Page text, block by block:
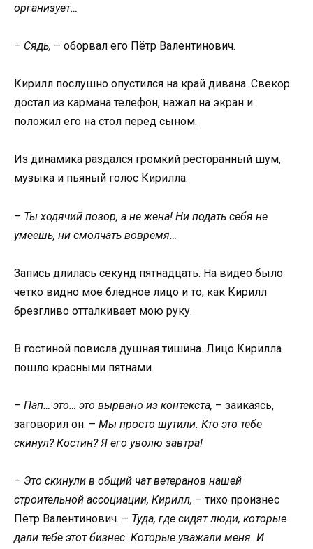
организует…
– Сядь, – оборвал его Пётр Валентинович.
Кирилл послушно опустился на край дивана. Свекор
достал из кармана телефон, нажал на экран и
положил его на стол перед сыном.
Из динамика раздался громкий ресторанный шум,
музыка и пьяный голос Кирилла:
– Ты ходячий позор, а не жена! Ни подать себя не
умеешь, ни смолчать вовремя…
Запись длилась секунд пятнадцать. На видео было
четко видно мое бледное лицо и то, как Кирилл
брезгливо отталкивает мою руку.
В гостиной повисла душная тишина. Лицо Кирилла
пошло красными пятнами.
– Пап… это… это вырвано из контекста, – заикаясь,
заговорил он. – Мы просто шутили. Кто это тебе
скинул? Костин? Я его уволю завтра!
– Это скинули в общий чат ветеранов нашей
строительной ассоциации, Кирилл, – тихо произнес
Пётр Валентинович. – Туда, где сидят люди, которые
дали тебе этот бизнес. Которые уважали меня. И